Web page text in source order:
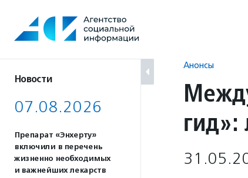
содержанию
Новости
07.08.2026
Препарат «Энхерту»
включили в перечень
жизненно необходимых
и важнейших лекарств
Анонсы
гид»: